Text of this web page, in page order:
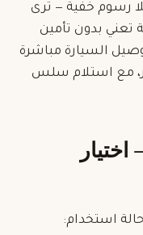
رسوم خفية — ترى
تعني بدون تأمين
السيارة مباشرة
، مع استلام سلس
استخدام: